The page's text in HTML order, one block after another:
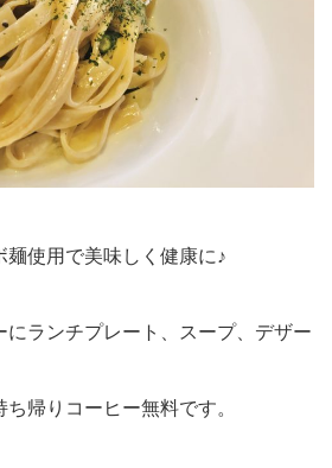
使用で美味しく健康に♪
にランチプレート、スープ、デザー
帰りコーヒー無料です。